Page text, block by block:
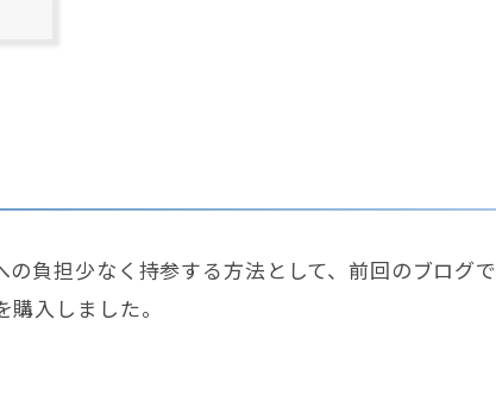
負担少なく持参する方法として、前回のブログで
入しました。